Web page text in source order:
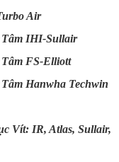
Air
IHI-Sullair
FS-Elliott
Hanwha Techwin
Vít: IR, Atlas, Sullair,